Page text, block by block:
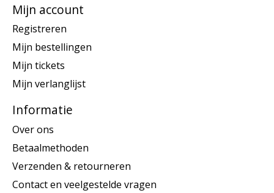
Mijn account
Registreren
Mijn bestellingen
Mijn tickets
Mijn verlanglijst
Informatie
Over ons
Betaalmethoden
Verzenden & retourneren
Contact en veelgestelde vragen